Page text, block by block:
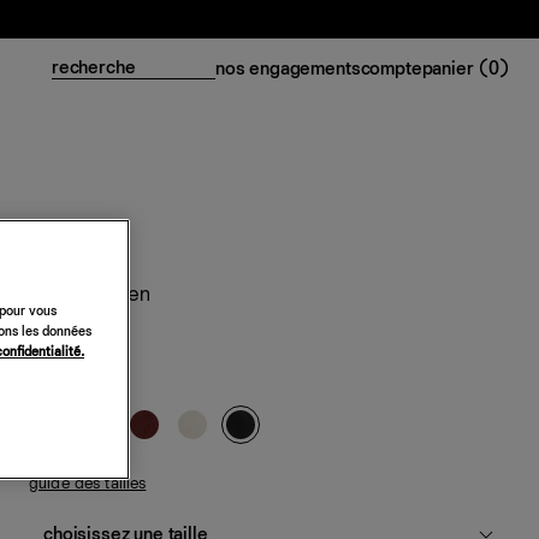
nos engagementscomptepanier (0)
Tongs Larsen
218 €
guide des tailles
vous
les données